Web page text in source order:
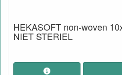
HEKASOFT non-woven
NIET STERIEL